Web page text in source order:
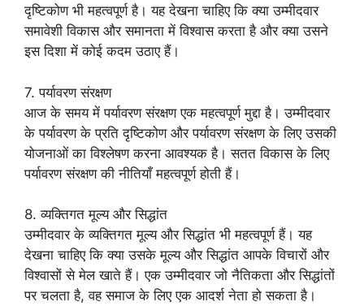
दृष्टिकोण भी महत्वपूर्ण है। यह देखना चाहिए कि क्या उम्मीदवार
समावेशी विकास और समानता में विश्वास करता है और क्या उसने
इस दिशा में कोई कदम उठाए हैं।
7. पर्यावरण संरक्षण
आज के समय में पर्यावरण संरक्षण एक महत्वपूर्ण मुद्दा है। उम्मीदवार
के पर्यावरण के प्रति दृष्टिकोण और पर्यावरण संरक्षण के लिए उसकी
योजनाओं का विश्लेषण करना आवश्यक है। सतत विकास के लिए
पर्यावरण संरक्षण की नीतियाँ महत्वपूर्ण होती हैं।
8. व्यक्तिगत मूल्य और सिद्धांत
उम्मीदवार के व्यक्तिगत मूल्य और सिद्धांत भी महत्वपूर्ण हैं। यह
देखना चाहिए कि क्या उसके मूल्य और सिद्धांत आपके विचारों और
विश्वासों से मेल खाते हैं। एक उम्मीदवार जो नैतिकता और सिद्धांतों
पर चलता है, वह समाज के लिए एक आदर्श नेता हो सकता है।